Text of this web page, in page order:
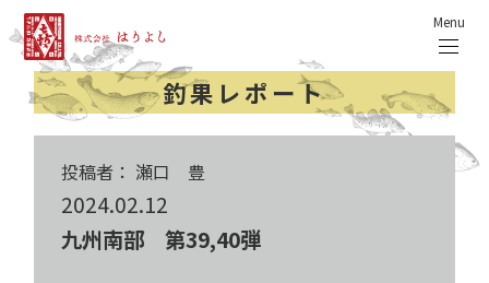
Menu
釣果レポート
投稿者： 瀬口 豊
2024.02.12
九州南部 第39,40弾